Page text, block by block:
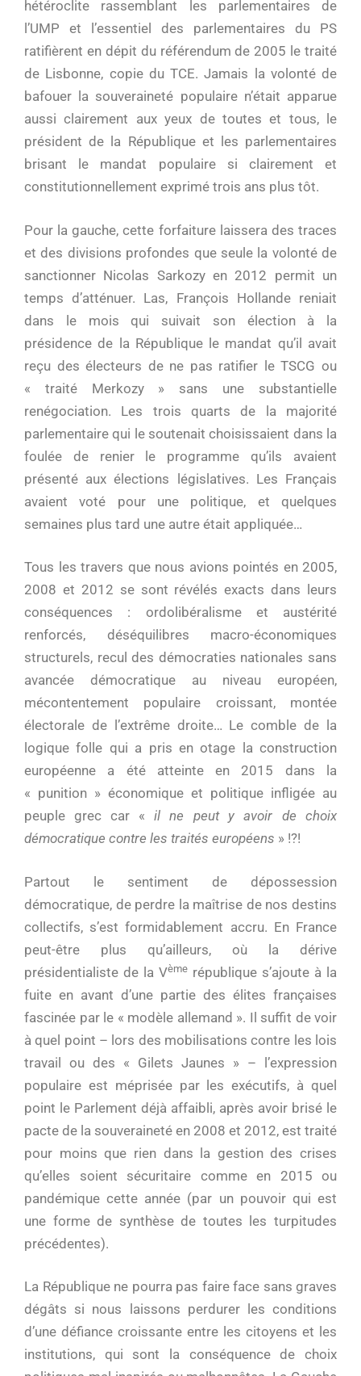
hétéroclite rassemblant les parlementaires de
l’UMP et l’essentiel des parlementaires du PS
ratifièrent en dépit du référendum de 2005 le traité
de Lisbonne, copie du TCE. Jamais la volonté de
bafouer la souveraineté populaire n’était apparue
aussi clairement aux yeux de toutes et tous, le
président de la République et les parlementaires
brisant le mandat populaire si clairement et
constitutionnellement exprimé trois ans plus tôt.
Pour la gauche, cette forfaiture laissera des traces
et des divisions profondes que seule la volonté de
sanctionner Nicolas Sarkozy en 2012 permit un
temps d’atténuer. Las, François Hollande reniait
dans le mois qui suivait son élection à la
présidence de la République le mandat qu’il avait
reçu des électeurs de ne pas ratifier le TSCG ou
« traité Merkozy » sans une substantielle
renégociation. Les trois quarts de la majorité
parlementaire qui le soutenait choisissaient dans la
foulée de renier le programme qu’ils avaient
présenté aux élections législatives. Les Français
avaient voté pour une politique, et quelques
semaines plus tard une autre était appliquée…
Tous les travers que nous avions pointés en 2005,
2008 et 2012 se sont révélés exacts dans leurs
conséquences : ordolibéralisme et austérité
renforcés, déséquilibres macro-économiques
structurels, recul des démocraties nationales sans
avancée démocratique au niveau européen,
mécontentement populaire croissant, montée
électorale de l’extrême droite… Le comble de la
logique folle qui a pris en otage la construction
européenne a été atteinte en 2015 dans la
« punition » économique et politique infligée au
peuple grec car « il ne peut y avoir de choix
démocratique contre les traités européens » !?!
Partout le sentiment de dépossession
démocratique, de perdre la maîtrise de nos destins
collectifs, s’est formidablement accru. En France
peut-être plus qu’ailleurs, où la dérive
présidentialiste de la Vème république s’ajoute à la
fuite en avant d’une partie des élites françaises
fascinée par le « modèle allemand ». Il suffit de voir
à quel point – lors des mobilisations contre les lois
travail ou des « Gilets Jaunes » – l’expression
populaire est méprisée par les exécutifs, à quel
point le Parlement déjà affaibli, après avoir brisé le
pacte de la souveraineté en 2008 et 2012, est traité
pour moins que rien dans la gestion des crises
qu’elles soient sécuritaire comme en 2015 ou
pandémique cette année (par un pouvoir qui est
une forme de synthèse de toutes les turpitudes
précédentes).
La République ne pourra pas faire face sans graves
dégâts si nous laissons perdurer les conditions
d’une défiance croissante entre les citoyens et les
institutions, qui sont la conséquence de choix